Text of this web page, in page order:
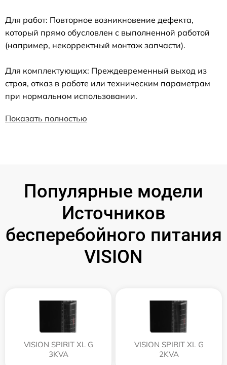
Для работ: Повторное возникновение дефекта,
который прямо обусловлен с выполненной работой
(например, некорректный монтаж запчасти).
Для комплектующих: Преждевременный выход из
строя, отказ в работе или техническим параметрам
при нормальном использовании.
Показать полностью
Популярные модели
Источников
бесперебойного питания
VISION
VISION SPIRIT XL G
3KVA
VISION SPIRIT XL G
2KVA